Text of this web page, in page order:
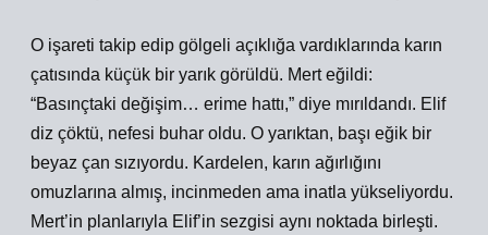
O işareti takip edip gölgeli açıklığa vardıklarında karın
çatısında küçük bir yarık görüldü. Mert eğildi:
“Basınçtaki değişim… erime hattı,” diye mırıldandı. Elif
diz çöktü, nefesi buhar oldu. O yarıktan, başı eğik bir
beyaz çan sızıyordu. Kardelen, karın ağırlığını
omuzlarına almış, incinmeden ama inatla yükseliyordu.
Mert’in planlarıyla Elif’in sezgisi aynı noktada birleşti.